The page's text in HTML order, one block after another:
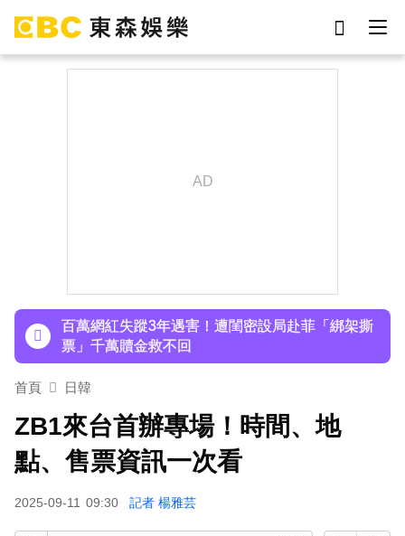
年保鮮秘訣曝
百萬網紅失蹤3年遇害！遭閨密設局赴菲「綁架撕
票」千萬贖金救不回
派助理颱風天護植栽！愛莉莎莎挨轟「命不如植
下載東森App，隨時掌握天下大小事！
年保鮮秘訣曝
首頁 日韓
ZB1來台首辦專場！時間、地
點、售票資訊一次看
2025-09-11 09:30 記者 楊雅芸